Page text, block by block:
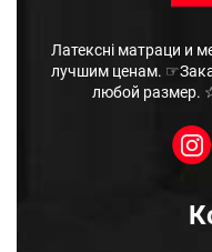
Латексні матраци и
лучшим ценам.
любой размер.